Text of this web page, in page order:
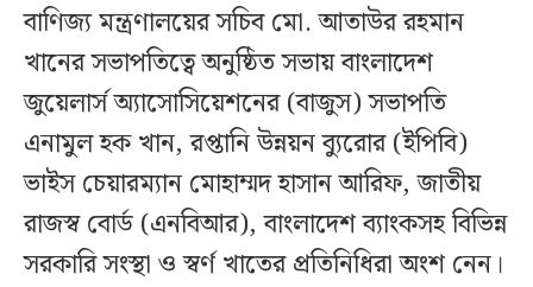
বাণিজ্য মন্ত্রণালয়ের সচিব মো. আতাউর রহমান
খানের সভাপতিত্বে অনুষ্ঠিত সভায় বাংলাদেশ
জুয়েলার্স অ্যাসোসিয়েশনের (বাজুস) সভাপতি
এনামুল হক খান, রপ্তানি উন্নয়ন ব্যুরোর (ইপিবি)
ভাইস চেয়ারম্যান মোহাম্মদ হাসান আরিফ, জাতীয়
রাজস্ব বোর্ড (এনবিআর), বাংলাদেশ ব্যাংকসহ বিভিন্ন
সরকারি সংস্থা ও স্বর্ণ খাতের প্রতিনিধিরা অংশ নেন।